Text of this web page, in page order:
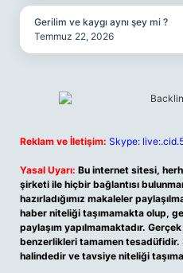
Gerilim ve kaygı aynı şey mi ?
Temmuz 22, 2026
Reklam ve İletişim: Skype:
Yasal Uyarı: Bu internet sitesi,
şirketi ile hiçbir bağlantısı
hazırladığımız makaleler
haber niteliği taşımamakta olup,
paylaşım yapılmamaktadır.
benzerlikleri tamamen
halindedir ve tavsiye niteliği